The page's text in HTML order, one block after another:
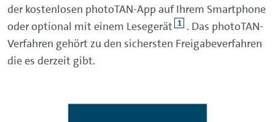
der kostenlosen photoTAN-App auf Ihrem Smartphone
oder optional mit einem Lesegerät 1 . Das photoTAN-
Verfahren gehört zu den sichersten Freigabeverfahren
die es derzeit gibt.